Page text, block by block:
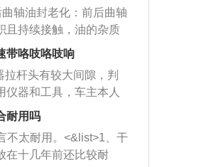
果是因为积碳过多引起
将三元催化器泡在草酸
况得到解决，将清洗剂
与燃油混合后，车辆启
汽油一起进入到燃烧
气排出，就可以让三元
，排气管堵塞的情况就
往右同样也要打相同的
、最后强调要反复练
形成肌肉记忆，在真实
需要记忆也能打好方
轴油封老化：前后曲轴
且持续接触，油的杂质
温度变化使其密封效果
渗油或漏油。<&list>2、
积碳会使活塞环与缸体
致机油流入燃烧室中，
、机油粘度。使用
话，同样会有烧机油现
小具有很好的流动性，
带咯吱咯吱响
拉杆头有较大间隙，判
仪器和工具，车主本人
将车辆送到修理厂或4s
辆半轴套管防尘罩破
现漏油现象，使半轴磨
半轴容易损坏，产生异
耐用吗
不太耐用。<&list>1、干
在十几年前还比较耐